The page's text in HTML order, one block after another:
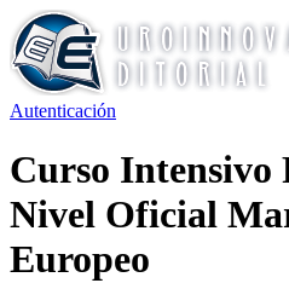
Autenticación
Curso Intensivo
Nivel Oficial
Europeo